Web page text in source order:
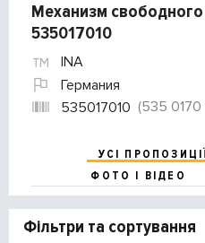
Механизм
535017010
INA
Германия
535017010 (535 0170
УСІ ПРОПОЗИЦІЇ
ФОТО І ВІДЕО
Фільтри та сортування